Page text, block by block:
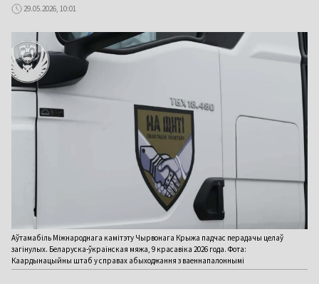
29.05.2026, 10:01
Аўтамабіль Міжнароднага камітэту Чырвонага Крыжа падчас перадачы целаў
загінулых. Беларуска-ўкраінская мяжа, 9 красавіка 2026 года. Фота:
Каардынацыйны штаб у справах абыходжання з ваеннапалоннымі